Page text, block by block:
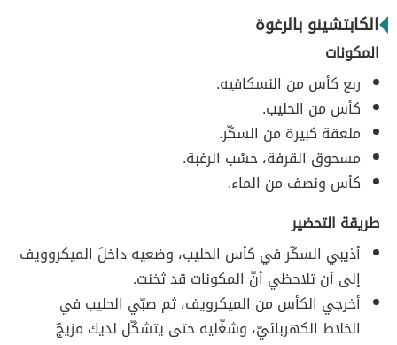
الكابتشينو بالرغوة
المكونات
ربع كأس من النسكافيه.
كأس من الحليب.
ملعقة كبيرة من السكّر.
مسحوق القرفة، حسْب الرغبة.
كأس ونصف من الماء.
طريقة التحضير
أذيبي السكّر في كأس الحليب، وضعيه داخلَ الميكروويف
إلى أن تلاحظي أنّ المكونات قد ثخنت.
أخرجي الكأس من الميكرويف، ثم صبّي الحليب في
الخلاط الكهربائيّ، وشغّليه حتى يتشكّل لديك مزيجٌ